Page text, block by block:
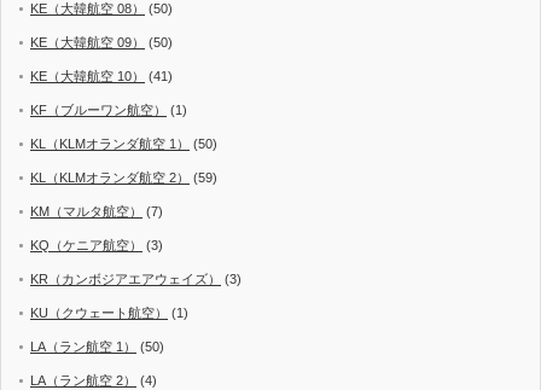
KE（大韓航空 08） (50)
KE（大韓航空 09） (50)
KE（大韓航空 10） (41)
KF（ブルーワン航空） (1)
KL（KLMオランダ航空 1） (50)
KL（KLMオランダ航空 2） (59)
KM（マルタ航空） (7)
KQ（ケニア航空） (3)
KR（カンボジアエアウェイズ） (3)
KU（クウェート航空） (1)
LA（ラン航空 1） (50)
LA（ラン航空 2） (4)